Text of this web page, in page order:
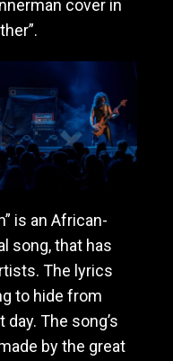
cover in
is an African-
song, that has
The lyrics
to hide from
The song’s
by the great